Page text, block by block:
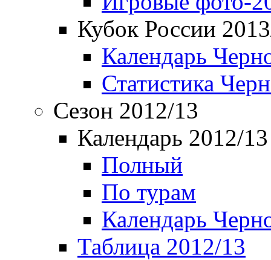
Кубок России
Календарь
Статистика
Сезон 2012/13
Календарь 2012/13
Полный
По турам
Календарь
Таблица 2012/13